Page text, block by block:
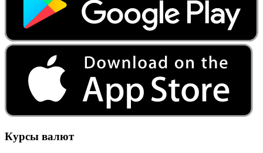
Курсы валют